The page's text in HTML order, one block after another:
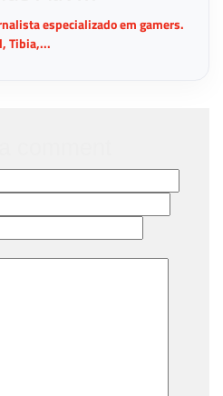
especializado em gamers.
Tibia,...